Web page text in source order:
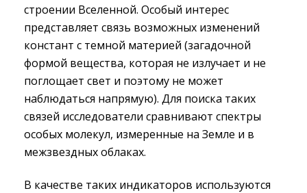
строении Вселенной. Особый интерес
представляет связь возможных изменений
констант с темной материей (загадочной
формой вещества, которая не излучает и не
поглощает свет и поэтому не может
наблюдаться напрямую). Для поиска таких
связей исследователи сравнивают спектры
особых молекул, измеренные на Земле и в
межзвездных облаках.
В качестве таких индикаторов используются